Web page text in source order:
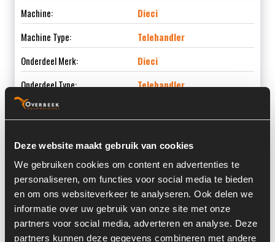
Deze website maakt gebruik van cookies
We gebruiken cookies om content en advertenties te
personaliseren, om functies voor social media te bieden
en om ons websiteverkeer te analyseren. Ook delen we
informatie over uw gebruik van onze site met onze
partners voor social media, adverteren en analyse. Deze
partners kunnen deze gegevens combineren met andere
Machine:
Dieci
Machine Type:
Telehandler
Onderdeel Merk:
Dieci
Onderdeel Type:
Telehandler
Informatie
Locatie:
4D4
Past op de volgende machines:
Telehandler
Land:
Nederland